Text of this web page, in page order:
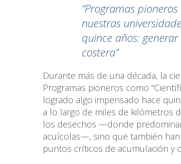
“Programas
nuestras
quince años:
costera”
Durante más de una década, la
Programas pioneros como
logrado algo impensado hace
a lo largo de miles de kilómetros
los desechos —donde
acuícolas—, sino que también
puntos críticos de acumulación y